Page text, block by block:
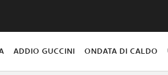
ADDIO GUCCINI ONDATA DI CALDO